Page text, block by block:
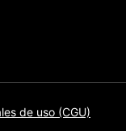
de uso (CGU)